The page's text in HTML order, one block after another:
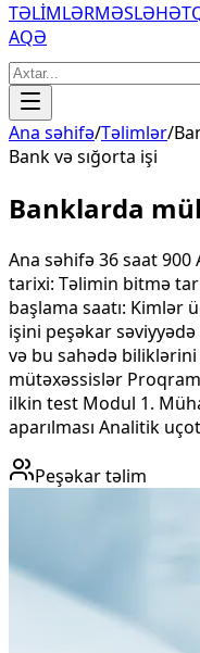
TƏLİMLƏRMƏSLƏHƏT
AQƏ
Ana səhifə/Təlimlər/
Bank və sığorta işi
Banklarda
Ana səhifə 36 saat 900
tarixi: Təlimin bitmə
başlama saatı:
işini peşəkar
və bu sahədə
mütəxəssislər
ilkin test Modul 1.
aparılması Analitik
Peşəkar təlim